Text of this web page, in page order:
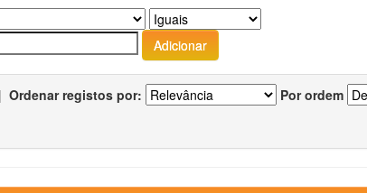
| Ordenar registos por: Por ordem